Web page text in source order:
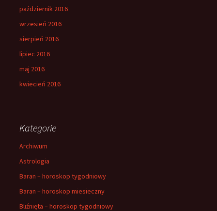
październik 2016
wrzesień 2016
sierpień 2016
lipiec 2016
maj 2016
kwiecień 2016
Kategorie
Archiwum
Astrologia
Baran – horoskop tygodniowy
Baran – horoskop miesieczny
Bliźnięta – horoskop tygodniowy